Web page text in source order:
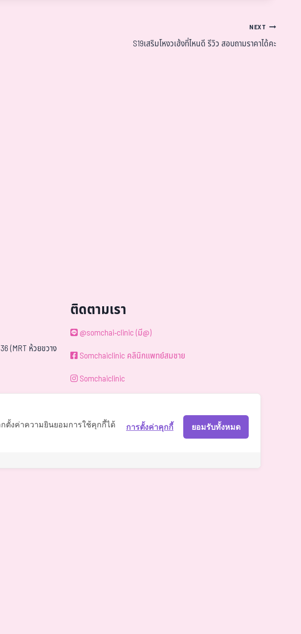
NEXT
S19เสริมโหงวเฮ้งที่ไหนดี รีวิว สอบถามราคาได้คะ
(MRT ห้วยขวาง
ติดตามเรา
@somchai-clinic (มี@)
Somchaiclinic คลินิกแพทย์สมชาย
Somchaiclinic
Somchai Clinic
ตั้งค่าความยินยอมการใช้คุกกี้ได้
ยอมรับทั้งหมด
การตั้งค่าคุกกี้